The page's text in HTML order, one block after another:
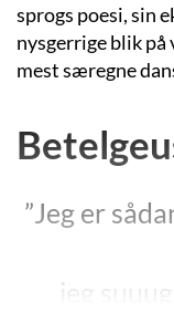
sprogs poesi, sin
nysgerrige blik
mest særegne
”Jeg er
jeg